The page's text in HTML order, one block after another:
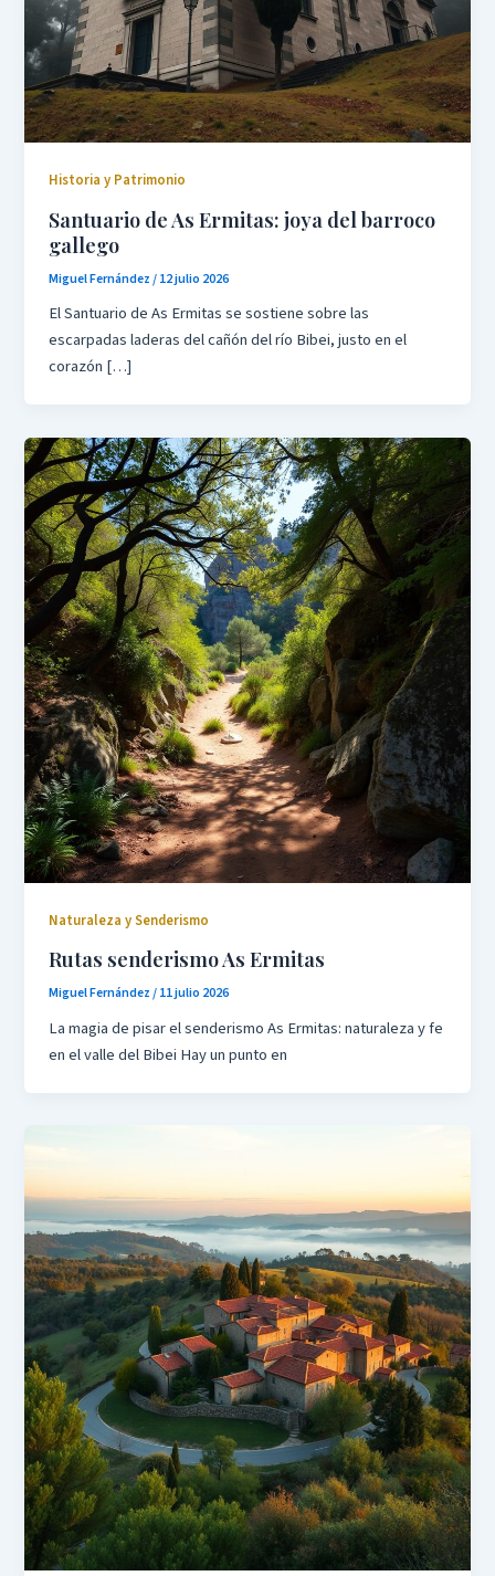
Historia y Patrimonio
Santuario de As Ermitas: joya del barroco
gallego
Miguel Fernández/12 julio 2026
El Santuario de As Ermitas se sostiene sobre las
escarpadas laderas del cañón del río Bibei, justo en el
corazón […]
Naturaleza y Senderismo
Rutas senderismo As Ermitas
Miguel Fernández/11 julio 2026
La magia de pisar el senderismo As Ermitas: naturaleza y fe
en el valle del Bibei Hay un punto en